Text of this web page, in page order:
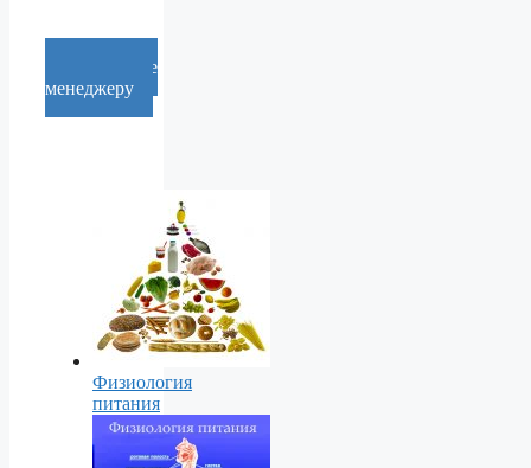
Cообщение
менеджеру
Физиология
питания